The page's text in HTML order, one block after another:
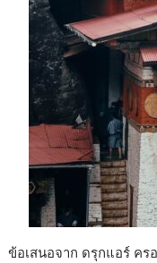
ข้อเสนอจาก ดรุกแอร์ ค